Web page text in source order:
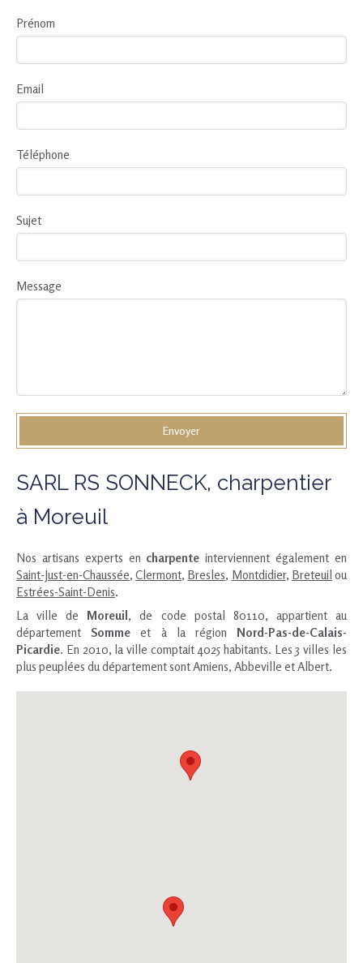
Prénom
Email
Téléphone
Sujet
Message
Envoyer
SARL RS SONNECK, charpentier
à Moreuil
Nos artisans experts en charpente interviennent également en
Saint-Just-en-Chaussée,Clermont, Bresles, Montdidier, Breteuil ou
Estrées-Saint-Denis.
La ville de Moreuil , de code postal 80110, appartient au
département Somme et à la région Nord-Pas-de-Calais-
Picardie. En 2010, la ville comptait 4025 habitants. Les 3 villes les
plus peuplées du département sont Amiens, Abbeville et Albert.